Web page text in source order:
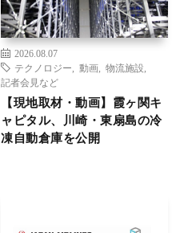
2026.08.07
テクノロジー
動画 物流施設
記者会見など
【現地取材・動画】霞ヶ関キ
ャピタル、川崎・東扇島の冷
凍自動倉庫を公開